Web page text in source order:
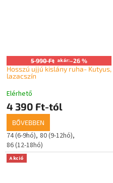
5 990 Ft akár:–26 %
Hosszú ujjú kislány ruha- Kutyus,
lazacszín
Elérhető
4 390 Ft-tól
BŐVEBBEN
74 (6-9hó) 80 (9-12hó)
86 (12-18hó)
Akció